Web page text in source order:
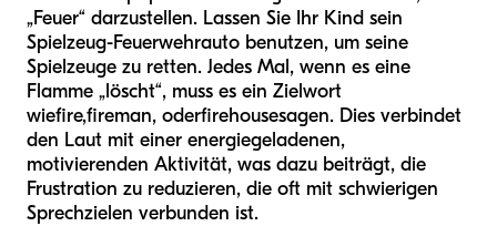
„Feuer“ darzustellen. Lassen Sie Ihr Kind sein
Spielzeug-Feuerwehrauto benutzen, um seine
Spielzeuge zu retten. Jedes Mal, wenn es eine
Flamme „löscht“, muss es ein Zielwort
wiefire,fireman, oderfirehousesagen. Dies verbindet
den Laut mit einer energiegeladenen,
motivierenden Aktivität, was dazu beiträgt, die
Frustration zu reduzieren, die oft mit schwierigen
Sprechzielen verbunden ist.